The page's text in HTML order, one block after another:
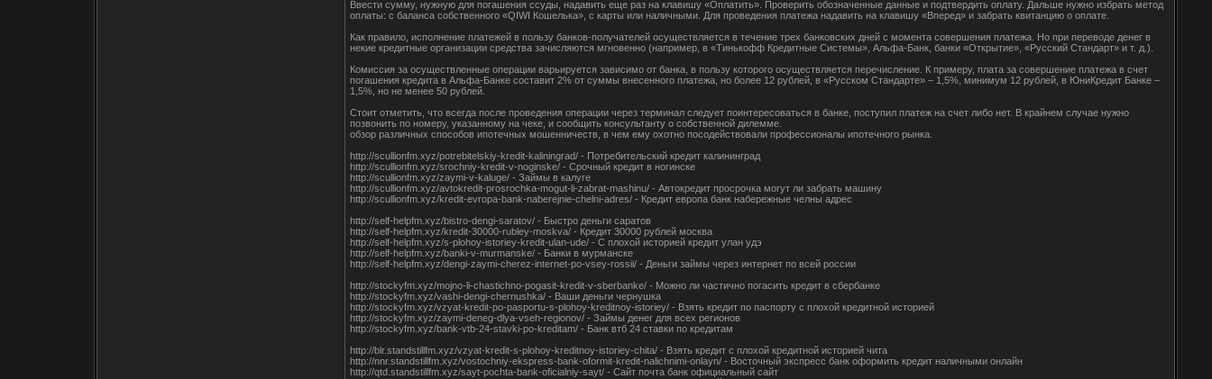
Ввести сумму, нужную для погашения ссуды, надавить еще раз на клавишу «Оплатить». Проверить обозначенные данные и подтвердить оплату. Дальше нужно избрать метод
оплаты: с баланса собственного «QIWI Кошелька», с карты или наличными. Для проведения платежа надавить на клавишу «Вперед» и забрать квитанцию о оплате.
Как правило, исполнение платежей в пользу банков-получателей осуществляется в течение трех банковских дней с момента совершения платежа. Но при переводе денег в
некие кредитные организации средства зачисляются мгновенно (например, в «Тинькофф Кредитные Системы», Альфа-Банк, банки «Открытие», «Русский Стандарт» и т. д.).
Комиссия за осуществленные операции варьируется зависимо от банка, в пользу которого осуществляется перечисление. К примеру, плата за совершение платежа в счет
погашения кредита в Альфа-Банке составит 2% от суммы внесенного платежа, но более 12 рублей, в «Русском Стандарте» – 1,5%, минимум 12 рублей, в ЮниКредит Банке –
1,5%, но не менее 50 рублей.
Стоит отметить, что всегда после проведения операции через терминал следует поинтересоваться в банке, поступил платеж на счет либо нет. В крайнем случае нужно
позвонить по номеру, указанному на чеке, и сообщить консультанту о собственной дилемме.
обзор различных способов ипотечных мошенничеств, в чем ему охотно посодействовали профессионалы ипотечного рынка.
http://scullionfm.xyz/potrebitelskiy-kredit-kaliningrad/ - Потребительский кредит калининград
http://scullionfm.xyz/srochniy-kredit-v-noginske/ - Срочный кредит в ногинске
http://scullionfm.xyz/zaymi-v-kaluge/ - Займы в калуге
http://scullionfm.xyz/avtokredit-prosrochka-mogut-li-zabrat-mashinu/ - Автокредит просрочка могут ли забрать машину
http://scullionfm.xyz/kredit-evropa-bank-naberejnie-chelni-adres/ - Кредит европа банк набережные челны адрес
http://self-helpfm.xyz/bistro-dengi-saratov/ - Быстро деньги саратов
http://self-helpfm.xyz/kredit-30000-rubley-moskva/ - Кредит 30000 рублей москва
http://self-helpfm.xyz/s-plohoy-istoriey-kredit-ulan-ude/ - С плохой историей кредит улан удэ
http://self-helpfm.xyz/banki-v-murmanske/ - Банки в мурманске
http://self-helpfm.xyz/dengi-zaymi-cherez-internet-po-vsey-rossii/ - Деньги займы через интернет по всей россии
http://stockyfm.xyz/mojno-li-chastichno-pogasit-kredit-v-sberbanke/ - Можно ли частично погасить кредит в сбербанке
http://stockyfm.xyz/vashi-dengi-chernushka/ - Ваши деньги чернушка
http://stockyfm.xyz/vzyat-kredit-po-pasportu-s-plohoy-kreditnoy-istoriey/ - Взять кредит по паспорту с плохой кредитной историей
http://stockyfm.xyz/zaymi-deneg-dlya-vseh-regionov/ - Займы денег для всех регионов
http://stockyfm.xyz/bank-vtb-24-stavki-po-kreditam/ - Банк втб 24 ставки по кредитам
http://blr.standstillfm.xyz/vzyat-kredit-s-plohoy-kreditnoy-istoriey-chita/ - Взять кредит с плохой кредитной историей чита
http://nnr.standstillfm.xyz/vostochniy-ekspress-bank-oformit-kredit-nalichnimi-onlayn/ - Восточный экспресс банк оформить кредит наличными онлайн
http://qtd.standstillfm.xyz/sayt-pochta-bank-oficialniy-sayt/ - Сайт почта банк официальный сайт